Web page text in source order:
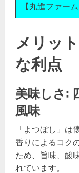
【丸進ファー
メリッ
な利点
美味しさ:
風味
「よつぼし」
香りによるコク
ため、旨味、酸
れています。